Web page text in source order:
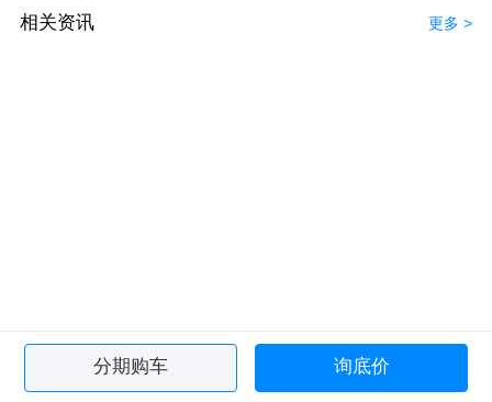
相关资讯 更多 >
分期购车 询底价